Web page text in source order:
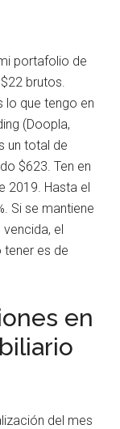
portafolio de
brutos.
lo que tengo en
(Doopla,
un total de
$623. Ten en
2019. Hasta el
Si se mantiene
el
tener es de
en
del mes